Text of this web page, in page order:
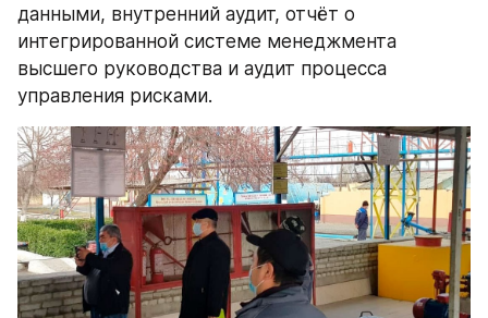
данными, внутренний аудит, отчёт о
интегрированной системе менеджмента
высшего руководства и аудит процесса
управления рисками.